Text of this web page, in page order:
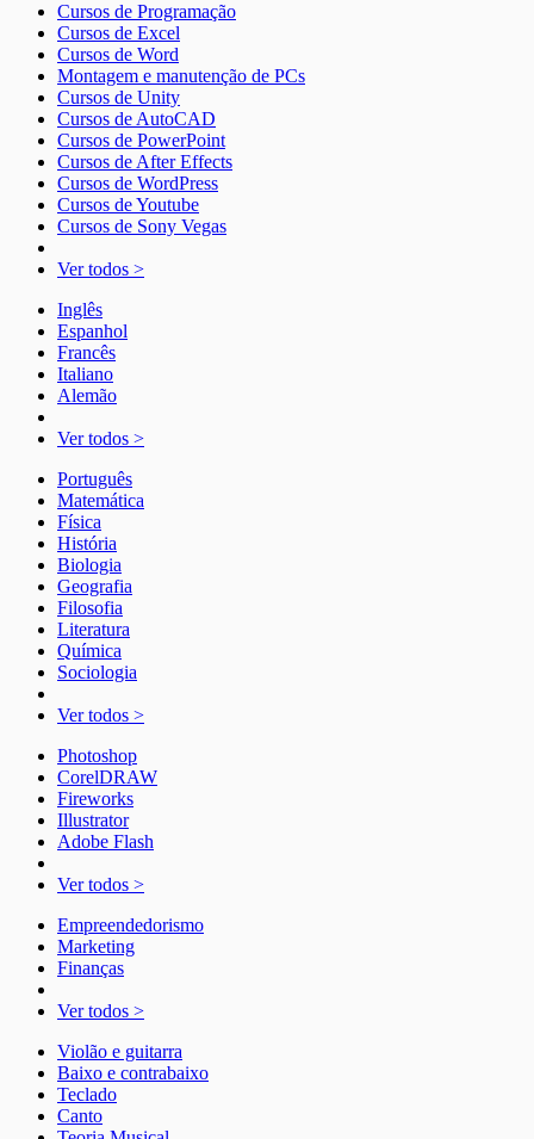
Cursos de Programação
Cursos de Excel
Cursos de Word
Montagem e manutenção de PCs
Cursos de Unity
Cursos de AutoCAD
Cursos de PowerPoint
Cursos de After Effects
Cursos de WordPress
Cursos de Youtube
Cursos de Sony Vegas
Ver todos >
Inglês
Espanhol
Francês
Italiano
Alemão
Ver todos >
Português
Matemática
Física
História
Biologia
Geografia
Filosofia
Literatura
Química
Sociologia
Ver todos >
Photoshop
CorelDRAW
Fireworks
Illustrator
Adobe Flash
Ver todos >
Empreendedorismo
Marketing
Finanças
Ver todos >
Violão e guitarra
Baixo e contrabaixo
Teclado
Canto